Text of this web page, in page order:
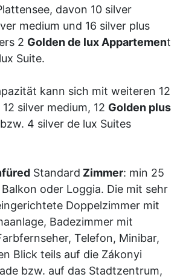
davon 10 silver
medium und 16 silver plus
2 Golden de lux Appartement
Suite.
kann sich mit weiteren 12
silver medium, 12 Golden plus
bzw. 4 silver de lux Suites
Standard Zimmer: min 25
oder Loggia. Die mit sehr
Doppelzimmer mit
Badezimmer mit
Telefon, Minibar,
Blick teils auf die Zákonyi
bzw. auf das Stadtzentrum,